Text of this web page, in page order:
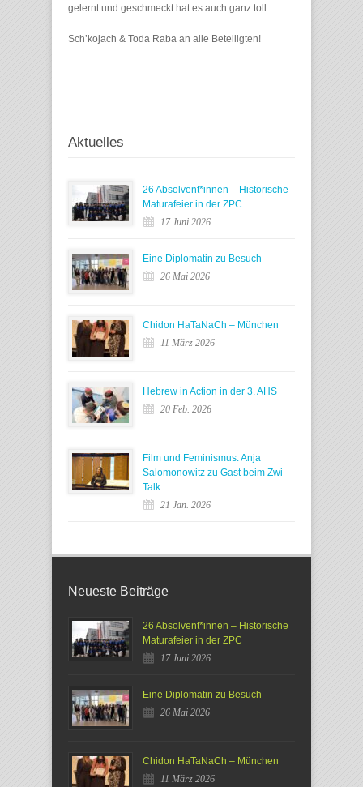
gelernt und geschmeckt hat es auch ganz toll.
Sch’kojach & Toda Raba an alle Beteiligten!
Aktuelles
26 Absolvent*innen – Historische
Maturafeier in der ZPC
17 Juni 2026
Eine Diplomatin zu Besuch
26 Mai 2026
Chidon HaTaNaCh – München
11 März 2026
Hebrew in Action in der 3. AHS
20 Feb. 2026
Film und Feminismus: Anja
Salomonowitz zu Gast beim Zwi
Talk
21 Jan. 2026
Neueste Beiträge
26 Absolvent*innen – Historische
Maturafeier in der ZPC
17 Juni 2026
Eine Diplomatin zu Besuch
26 Mai 2026
Chidon HaTaNaCh – München
11 März 2026